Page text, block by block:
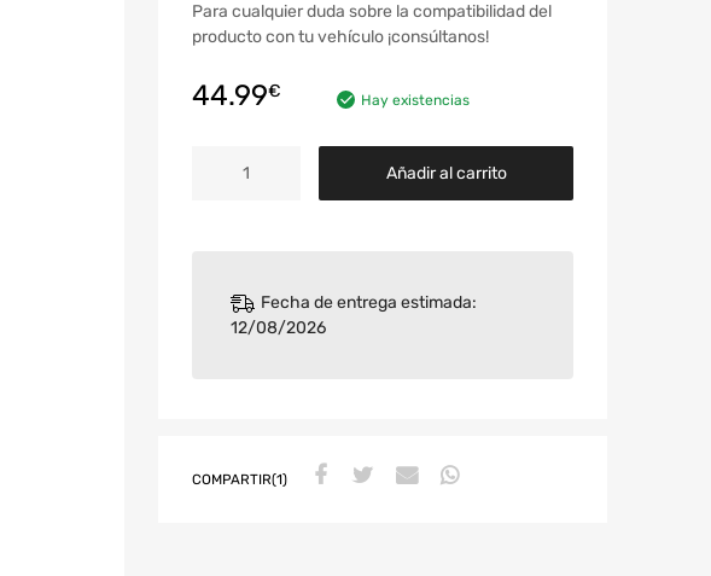
Para cualquier duda sobre la compatibilidad del
producto con tu vehículo ¡consúltanos!
44.99€ Hay existencias
Añadir al carrito
Fecha de entrega estimada:
12/08/2026
COMPARTIR(1)